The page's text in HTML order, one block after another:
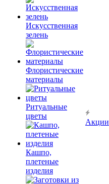
Искусственная
зелень
Флористические
материалы
Ритуальные
цветы
Кашпо,
плетеные
изделия
Акции